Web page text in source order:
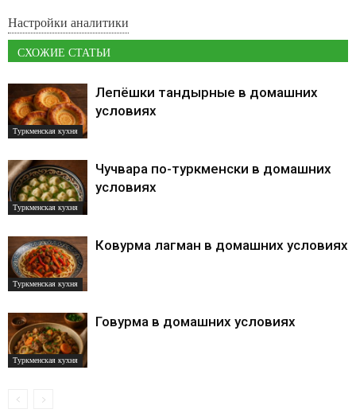
Настройки аналитики
СХОЖИЕ СТАТЬИ
Туркменская кухня
Лепёшки тандырные в домашних
условиях
Туркменская кухня
Чучвара по-туркменски в домашних
условиях
Туркменская кухня
Ковурма лагман в домашних условиях
Туркменская кухня
Говурма в домашних условиях